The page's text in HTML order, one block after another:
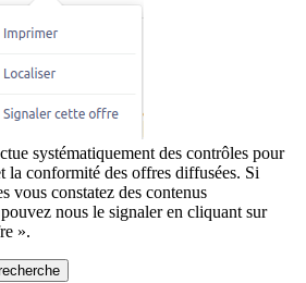
systématiquement des contrôles pour
la conformité des offres diffusées. Si
vous constatez des contenus
nous le signaler en cliquant sur
».